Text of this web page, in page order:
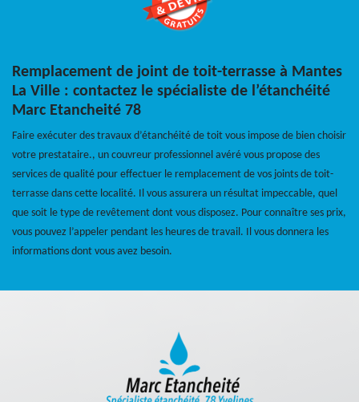
Remplacement de joint de toit-terrasse à Mantes
La Ville : contactez le spécialiste de l’étanchéité
Marc Etancheité 78
Faire exécuter des travaux d’étanchéité de toit vous impose de bien choisir
votre prestataire., un couvreur professionnel avéré vous propose des
services de qualité pour effectuer le remplacement de vos joints de toit-
terrasse dans cette localité. Il vous assurera un résultat impeccable, quel
que soit le type de revêtement dont vous disposez. Pour connaître ses prix,
vous pouvez l’appeler pendant les heures de travail. Il vous donnera les
informations dont vous avez besoin.